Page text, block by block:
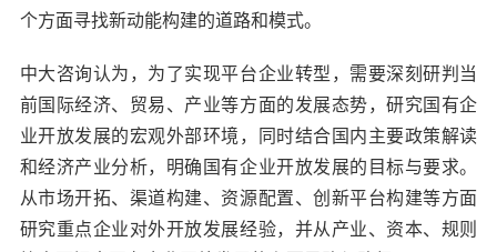
个方面寻找新动能构建的道路和模式。
中大咨询认为，为了实现平台企业转型，需要深刻研判当
前国际经济、贸易、产业等方面的发展态势，研究国有企
业开放发展的宏观外部环境，同时结合国内主要政策解读
和经济产业分析，明确国有企业开放发展的目标与要求。
从市场开拓、渠道构建、资源配置、创新平台构建等方面
研究重点企业对外开放发展经验，并从产业、资本、规则